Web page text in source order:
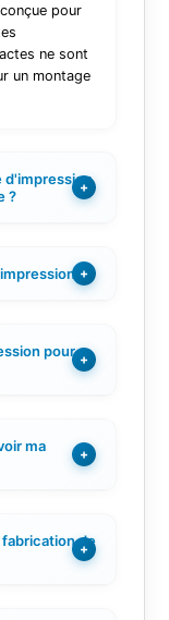
pour
ne sont
un montage
d'impression
?
+
?+
pour +
ma
+
de
+